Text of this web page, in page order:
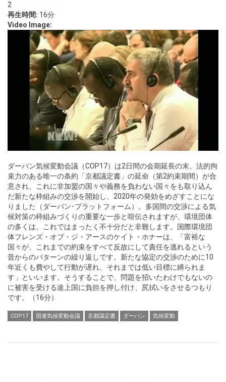
2
再生時間: 16分
Video Image:
ダーバン気候変動会議（COP17）は2日間の会期延長の末、法的拘
束力のある唯一の条約「京都議定書」の延命（第2約束期間）が合
意され、これに非加盟の国々や義務を負わない国々をも取り込ん
だ新たな枠組みの交渉を開始し、2020年の発効をめざすことにな
りました（ダーバン･プラットフォーム）。多国間の交渉による気
候対策の枠組みづくりの重要な一歩と喧伝されますが、環境団体
の多くは、これではまったく不十分だと非難します。国際環境団
体フレンズ・オブ・ジ・アースのケイト・ホナーは、「富裕な
国々が、これまでの約束をすべて反故にして責任を逃れるという
昔からのパターンの繰り返しです。新たな協定の交渉のために10
年近くも費やして行動が遅れ、それまでは低い目標に縛られま
す」といいます。そうすることで、問題を招いたわけでもないの
に被害を受ける途上国に負担を押し付け、尻拭いをさせるつもり
です。（16分）
COP17 国連気候変動会議 京都議定書 ダーバン 気候変動